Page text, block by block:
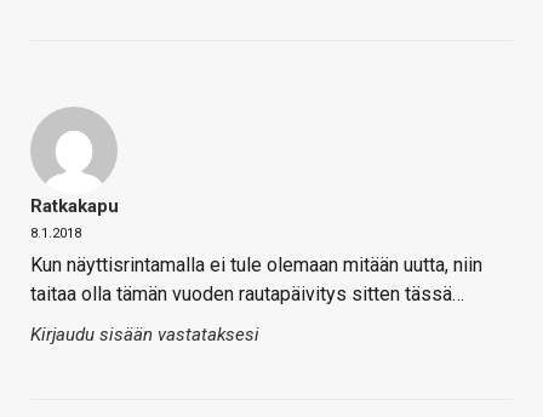
Ratkakapu
8.1.2018
Kun näyttisrintamalla ei tule olemaan mitään uutta, niin
taitaa olla tämän vuoden rautapäivitys sitten tässä…
Kirjaudu sisään vastataksesi